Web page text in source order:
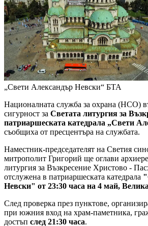
„Свети Александър Невски“ БТА
Националната служба за охрана (НСО)
сигурност за Светата литургия за
патриаршеската катедрала „Свети
съобщиха от пресцентъра на службата.
Наместник-председателят на Светия
митрополит Григорий ще оглави
литургия за Възкресение Христово -
отслужена в патриаршеската катедрала
Невски" от 23:30 часа на 4 май,
След проверка през пунктове,
при южния вход на храм-паметника,
достъп след 21:30 часа.